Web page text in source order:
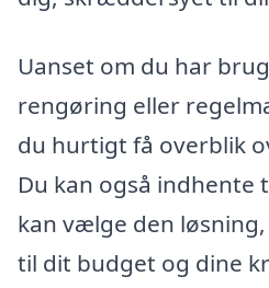
Uanset om du har
rengøring eller
du hurtigt få overblik
Du kan også indhente
kan vælge den
til dit budget og dine